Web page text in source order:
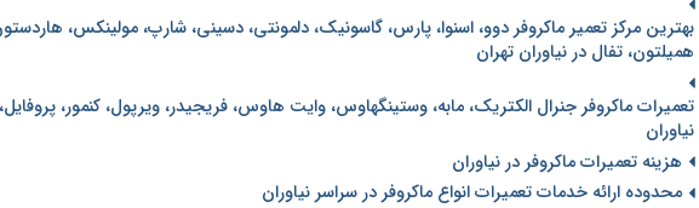
بهترین مرکز تعمیر ماکروفر دوو، اسنوا، پارس، گاسونیک، دلمونتی، دسینی، شارپ، مولینکس،
همیلتون، تفال در نیاوران تهران
تعمیرات ماکروفر جنرال الکتریک، مابه، وستینگهاوس، وایت هاوس، فریجیدر، ویرپول، کنمور،
نیاوران
هزینه تعمیرات ماکروفر در نیاوران
محدوده ارائه خدمات تعمیرات انواع ماکروفر در سراسر نیاوران